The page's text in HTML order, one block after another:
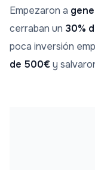
Empezaron a
cerraban un 30%
poca inversión
de 500€y